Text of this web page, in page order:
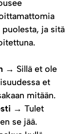
ja sitä
→ Sillä et ole
et
mitään.
→ Tulet
se jää.